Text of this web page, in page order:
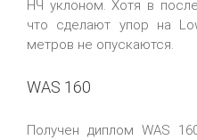
НЧ уклоном. Хотя в
что сделают упор на
метров не опускаются.
WAS 160
Получен диплом WAS